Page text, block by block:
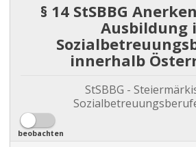
§ 14 StSBBG
Ausbildung
innerhalb
StSBBG -
beobachten